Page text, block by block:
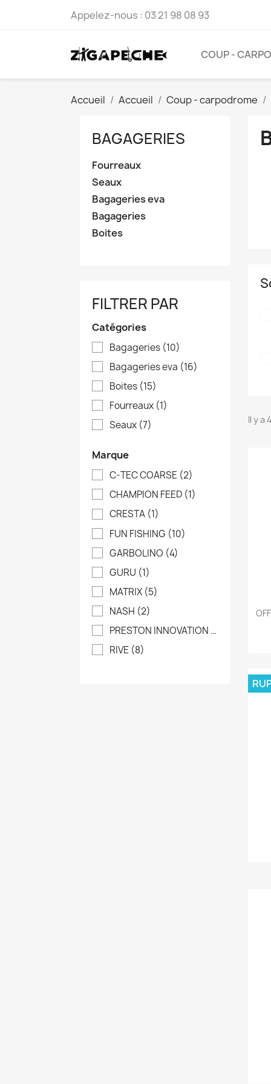
Appelez-nous : 03 21 98 08 93
COUP -
Accueil Accueil Coup - carpodrome
BAGAGERIES
Fourreaux
Seaux
Bagageries eva
Bagageries
Boites
FILTRER PAR
Catégories
Bagageries (10)
Bagageries eva (16)
Boites (15)
Fourreaux (1)
Seaux (7)
Marque
C-TEC COARSE (2)
CHAMPION FEED (1)
CRESTA (1)
FUN FISHING (10)
GARBOLINO (4)
GURU (1)
MATRIX (5)
NASH (2)
PRESTON INNOVATION
(15)
RIVE (8)
Il y a